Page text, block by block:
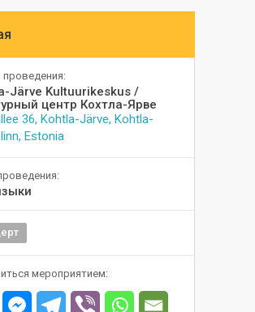
Järve Kultuurikeskus /
центр Кохтла-Ярве
36, Kohtla-Järve, Kohtla-
Estonia
мероприятием: